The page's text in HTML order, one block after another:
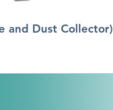
and Dust Collector)